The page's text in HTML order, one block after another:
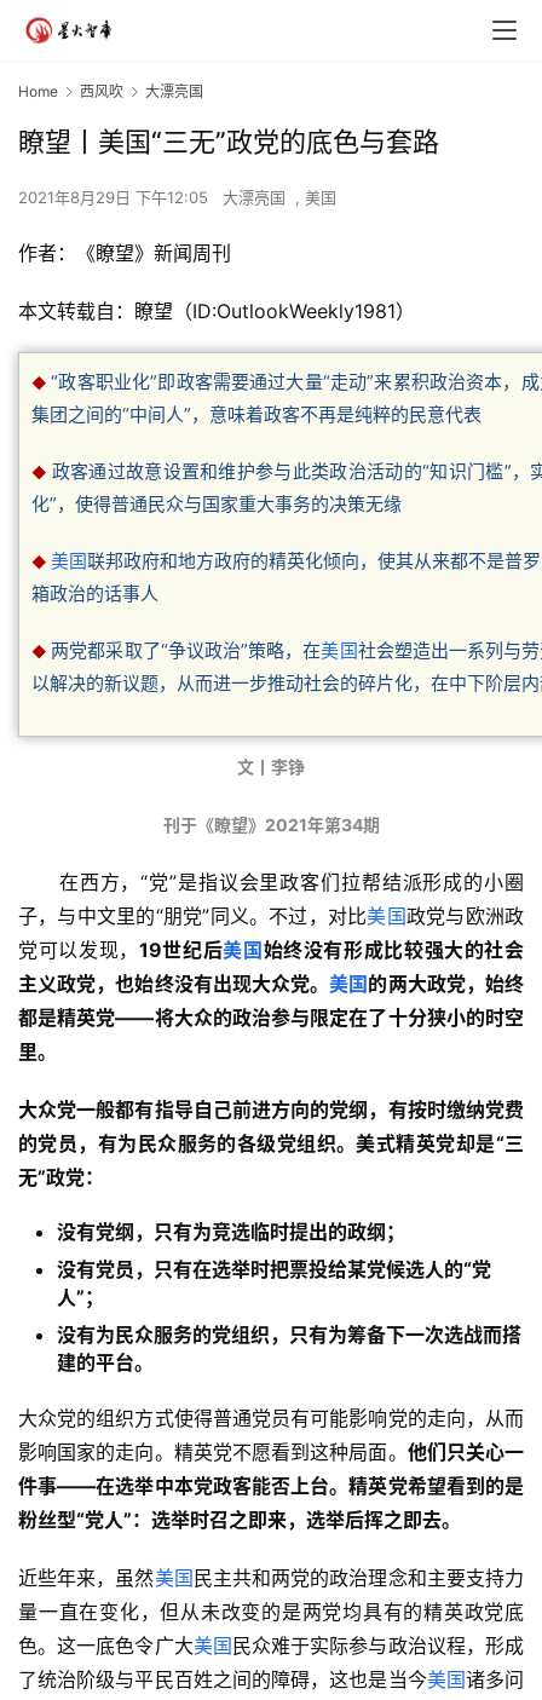
Home 西风吹 大漂亮国
瞭望丨美国“三无”政党的底色与套路
2021年8月29日 下午12:05 大漂亮国 , 美国
作者：《瞭望》新闻周刊
本文转载自：瞭望（ID:OutlookWeekly1981）
◆ “政客职业化”即政客需要通过大量“走动”来累积政治资本，
集团之间的“中间人”，意味着政客不再是纯粹的民意代表
◆ 政客通过故意设置和维护参与此类政治活动的“知识门槛”，
化”，使得普通民众与国家重大事务的决策无缘
◆ 美国联邦政府和地方政府的精英化倾向，使其从来都不是普
箱政治的话事人
◆ 两党都采取了“争议政治”策略，在美国社会塑造出一系列与
以解决的新议题，从而进一步推动社会的碎片化，在中下阶层
文丨李铮
刊于《瞭望》2021年第34期
在西方，“党”是指议会里政客们拉帮结派形成的小圈
子，与中文里的“朋党”同义。不过，对比美国政党与欧洲政
党可以发现， 19世纪后美国 始终没有形成比较强大的社会
主义政党，也始终没有出现大众党。美国 的两大政党，始终
都是精英党——将大众的政治参与限定在了十分狭小的时空
里。
大众党一般都有指导自己前进方向的党纲，有按时缴纳党费
的党员，有为民众服务的各级党组织。美式精英党却是“三
无”政党：
没有党纲，只有为竞选临时提出的政纲；
没有党员，只有在选举时把票投给某党候选人的“党
人”；
没有为民众服务的党组织，只有为筹备下一次选战而搭
建的平台。
大众党的组织方式使得普通党员有可能影响党的走向，从而
影响国家的走向。精英党不愿看到这种局面。 他们只关心一
件事——在选举中本党政客能否上台。精英党希望看到的是
粉丝型“党人”：选举时召之即来，选举后挥之即去。
近些年来，虽然美国 民主共和两党的政治理念和主要支持力
量一直在变化，但从未改变的是两党均具有的精英政党底
色。这一底色令广大美国 民众难于实际参与政治议程，形成
了统治阶级与平民百姓之间的障碍，这也是当今美国诸多问